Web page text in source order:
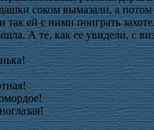
соком вымазали, а
так ей с ними поиграть
А те, как ее увидели, с